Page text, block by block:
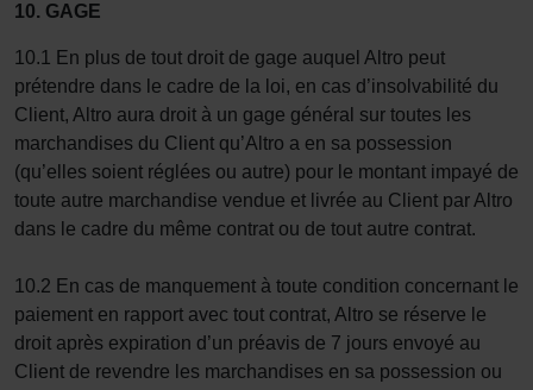
10. GAGE
10.1 En plus de tout droit de gage auquel Altro peut
prétendre dans le cadre de la loi, en cas d’insolvabilité du
Client, Altro aura droit à un gage général sur toutes les
marchandises du Client qu’Altro a en sa possession
(qu’elles soient réglées ou autre) pour le montant impayé de
toute autre marchandise vendue et livrée au Client par Altro
dans le cadre du même contrat ou de tout autre contrat.
10.2 En cas de manquement à toute condition concernant le
paiement en rapport avec tout contrat, Altro se réserve le
droit après expiration d’un préavis de 7 jours envoyé au
Client de revendre les marchandises en sa possession ou